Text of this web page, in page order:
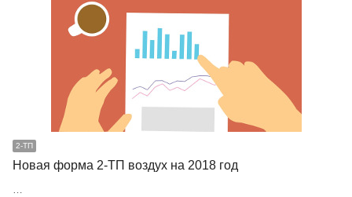
2-ТП
Новая форма 2-ТП воздух на 2018 год
…